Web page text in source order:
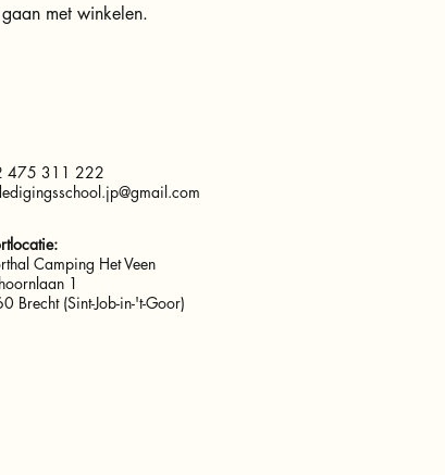
met winkelen.
475 311 222
Camping Het Veen
1
Brecht (Sint-Job-in-'t-Goor)